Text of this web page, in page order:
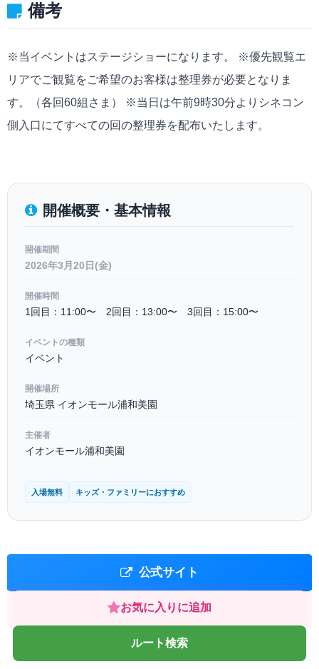
備考
※当イベントはステージショーになります。 ※優先観覧エ
リアでご観覧をご希望のお客様は整理券が必要となりま
す。（各回60組さま） ※当日は午前9時30分よりシネコン
側入口にてすべての回の整理券を配布いたします。
開催概要・基本情報
開催期間
2026年3月20日(金)
開催時間
1回目：11:00〜 2回目：13:00〜 3回目：15:00〜
イベントの種類
イベント
開催場所
埼玉県 イオンモール浦和美園
主催者
イオンモール浦和美園
入場無料 キッズ・ファミリーにおすすめ
公式サイト
お気に入りに追加
ルート検索